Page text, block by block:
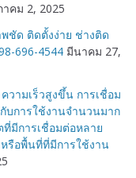
คม 2, 2025
ชัด ติดตั้งง่าย ช่างติด
696-4544 มีนาคม 27,
วามเร็วสูงขึ้น การเชื่อม
บการใช้งานจำนวนมาก
มีการเชื่อมต่อหลาย
รือพื้นที่ที่มีการใช้งาน